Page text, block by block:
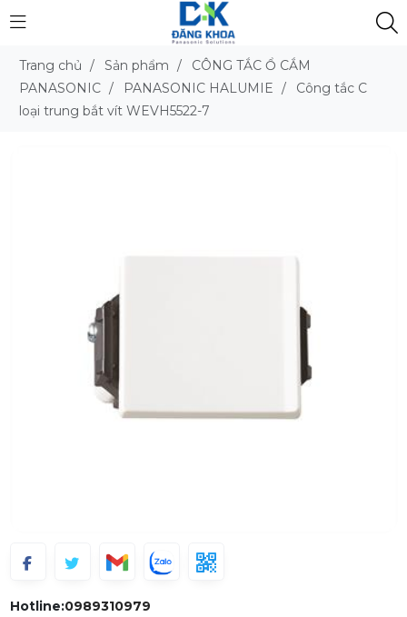
Trang chủ / Sản phẩm /
CÔNG TẮC Ổ CẮM
PANASONIC / PANASONIC HALUMIE /
Công tắc C
loại trung bắt vít WEVH5522-7
Hotline:0989310979